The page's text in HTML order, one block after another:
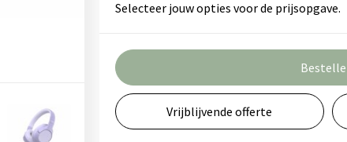
Selecteer jouw opties voor de prijsopgave.
Vrijblijvende offerte